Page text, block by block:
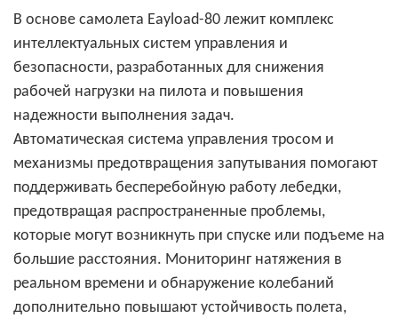
В основе самолета Eayload-80 лежит комплекс
интеллектуальных систем управления и
безопасности, разработанных для снижения
рабочей нагрузки на пилота и повышения
надежности выполнения задач.
Автоматическая система управления тросом и
механизмы предотвращения запутывания помогают
поддерживать бесперебойную работу лебедки,
предотвращая распространенные проблемы,
которые могут возникнуть при спуске или подъеме на
большие расстояния. Мониторинг натяжения в
реальном времени и обнаружение колебаний
дополнительно повышают устойчивость полета,